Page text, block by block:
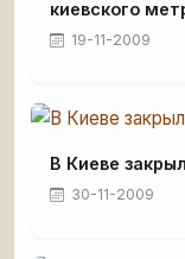
киевского
19-11-2009
В Киеве
30-11-2009